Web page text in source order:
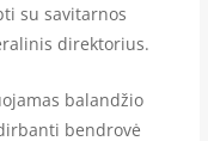
su savitarnos
direktorius.
balandžio
bendrovė